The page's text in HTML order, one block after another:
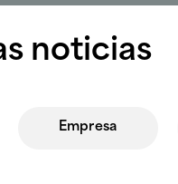
noticias
Empresa